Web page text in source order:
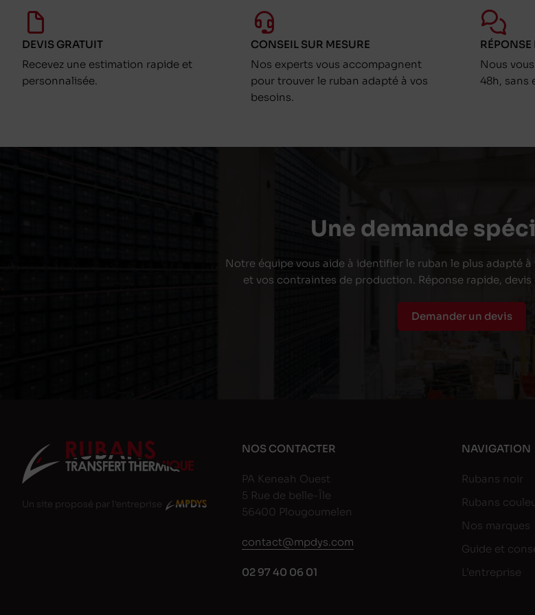
DEVIS GRATUIT
Recevez une estimation rapide et
personnalisée.
CONSEIL SUR MESURE
Nos experts vous accompagnent
pour trouver le ruban adapté à vos
besoins.
RÉPONSE
Nous
48h, sans
Une demande
Notre équipe vous aide à identifier le ruban le plus adapté
et vos contraintes de production. Réponse rapide,
Demander un devis
Un site proposé par l'entreprise
NOS CONTACTER
PA Keneah Ouest
5 Rue de belle-Île
56400 Plougoumelen
contact@mpdys.com
02 97 40 06 01
NAVIGATION
Rubans noir
Rubans
Nos marques
Guide et
L’entreprise